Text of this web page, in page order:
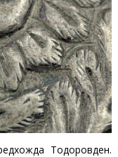
Тодоровден.